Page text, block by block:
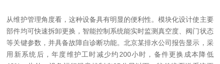
从维护管理角度看，这种设备具有明显的便利性。模块化设计使主要
部件均可快速拆卸更换，智能控制系统能实时监测真空度、阀门状态
等关键参数，并具备故障自诊断功能。北京某排水公司报告显示，采
用新系统后，年度维护工时减少约200小时，备件更换成本降低